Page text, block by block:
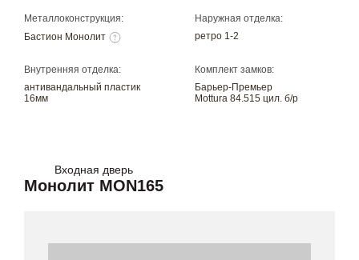
Металлоконструкция:
Бастион Монолит
Наружная отделка:
ретро 1-2
Внутренняя отделка:
антивандальный пластик
16мм
Комплект замков:
Барьер-Премьер
Mottura 84.515 цил. б/р
Входная дверь
Монолит MON165